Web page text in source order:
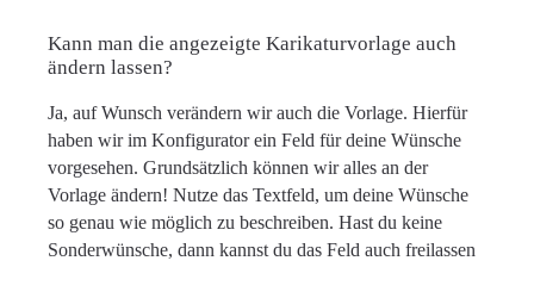
Kann man die angezeigte Karikaturvorlage auch
ändern lassen?
Ja, auf Wunsch verändern wir auch die Vorlage. Hierfür
haben wir im Konfigurator ein Feld für deine Wünsche
vorgesehen. Grundsätzlich können wir alles an der
Vorlage ändern! Nutze das Textfeld, um deine Wünsche
so genau wie möglich zu beschreiben. Hast du keine
Sonderwünsche, dann kannst du das Feld auch freilassen